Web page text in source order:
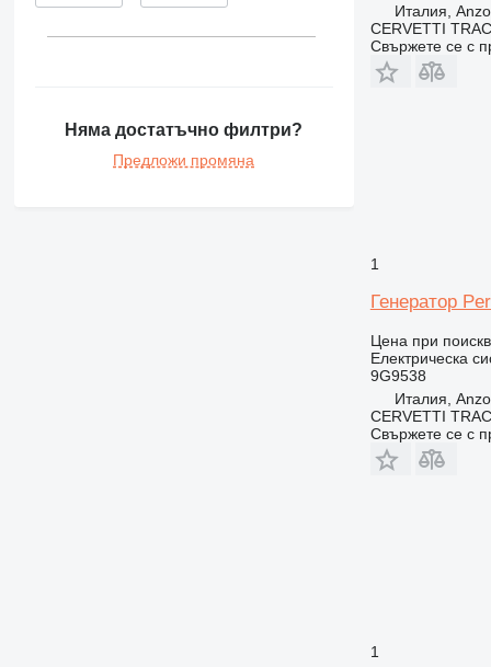
Няма достатъчно филтри?
Предложи промяна
Италия,
CERVETTI
Свържете се с
1
Генератор
Цена при
Електрическа
9G9538
Италия,
CERVETTI
Свържете се с
1